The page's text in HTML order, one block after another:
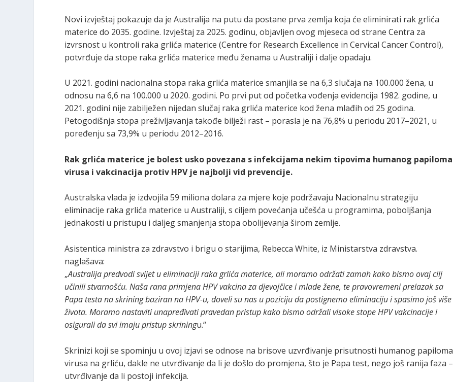
Novi izvještaj pokazuje da je Australija na putu da postane prva zemlja koja će eliminirati rak grlića
materice do 2035. godine. Izvještaj za 2025. godinu, objavljen ovog mjeseca od strane Centra za
izvrsnost u kontroli raka grlića materice (Centre for Research Excellence in Cervical Cancer Control),
potvrđuje da stope raka grlića materice među ženama u Australiji i dalje opadaju.
U 2021. godini nacionalna stopa raka grlića materice smanjila se na 6,3 slučaja na 100.000 žena, u
odnosu na 6,6 na 100.000 u 2020. godini. Po prvi put od početka vođenja evidencija 1982. godine, u
2021. godini nije zabilježen nijedan slučaj raka grlića materice kod žena mlađih od 25 godina.
Petogodišnja stopa preživljavanja takođe bilježi rast – porasla je na 76,8% u periodu 2017–2021, u
poređenju sa 73,9% u periodu 2012–2016.
Rak grlića materice je bolest usko povezana s infekcijama nekim tipovima humanog papiloma
virusa i vakcinacija protiv HPV je najbolji vid prevencije.
Australska vlada je izdvojila 59 miliona dolara za mjere koje podržavaju Nacionalnu strategiju
eliminacije raka grlića materice u Australiji, s ciljem povećanja učešća u programima, poboljšanja
jednakosti u pristupu i daljeg smanjenja stopa obolijevanja širom zemlje.
Asistentica ministra za zdravstvo i brigu o starijima, Rebecca White, iz Ministarstva zdravstva.
naglašava:
„Australija predvodi svijet u eliminaciji raka grlića materice, ali moramo održati zamah kako bismo ovaj cilj
učinili stvarnošću. Naša rana primjena HPV vakcina za djevojčice i mlade žene, te pravovremeni prelazak sa
Papa testa na skrining baziran na HPV-u, doveli su nas u poziciju da postignemo eliminaciju i spasimo još više
života. Moramo nastaviti unapređivati pravedan pristup kako bismo održali visoke stope HPV vakcinacije i
osigurali da svi imaju pristup skriningu.“
Skrinizi koji se spominju u ovoj izjavi se odnose na brisove uzvrđivanje prisutnosti humanog papiloma
virusa na grliću, dakle ne utvrđivanje da li je došlo do promjena, što je Papa test, nego još ranija faza –
utvrđivanje da li postoji infekcija.